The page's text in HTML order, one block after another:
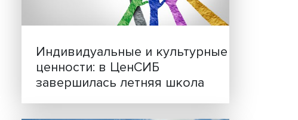
трех.
исследовали влияние
решения врачей